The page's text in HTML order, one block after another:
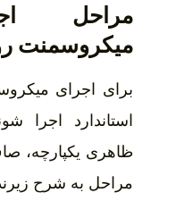
مراحل
میکروسمنت
برای اجرای
استاندارد اجرا
ظاهری یکپارچه،
مراحل به شرح